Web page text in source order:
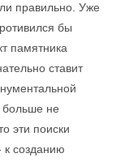
правильно. Уже
бы
памятника
ставит
больше не
эти поиски
к созданию